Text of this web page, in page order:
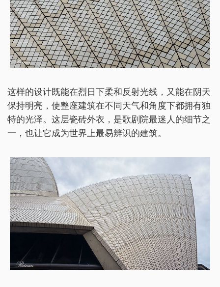
这样的设计既能在烈日下柔和反射光线，又能在阴天
保持明亮，使整座建筑在不同天气和角度下都拥有独
特的光泽。这层瓷砖外衣，是歌剧院最迷人的细节之
一，也让它成为世界上最易辨识的建筑。